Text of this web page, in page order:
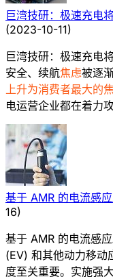
巨湾技研：极速充电
(2023-10-11)
巨湾技研：极速充电
安全、续航焦虑被逐
上升为消费者最大的
电运营企业都在着力
基于 AMR 的电流感
16)
基于 AMR 的电流感
(EV) 和其他动力移动
度至关重要。实施强